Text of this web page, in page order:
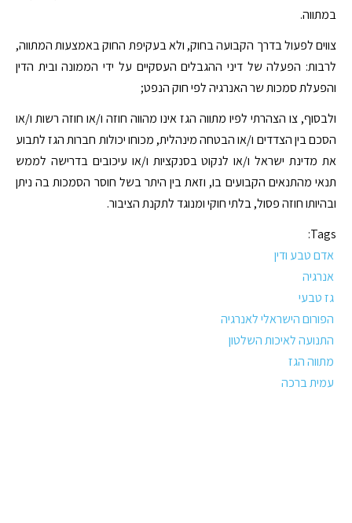
במתווה.
צווים לפעול בדרך הקבועה בחוק, ולא בעקיפת החוק באמצעות המתווה,
לרבות: הפעלה של דיני ההגבלים העסקיים על ידי הממונה ובית הדין
והפעלת סמכות שר האנרגיה לפי חוק הנפט;
ולבסוף, צו הצהרתי לפיו מתווה הגז אינו מהווה חוזה ו/או חוזה רשות ו/או
הסכם בין הצדדים ו/או הבטחה מינהלית, מכוחו יכולות חברות הגז לתבוע
את מדינת ישראל ו/או לנקוט בסנקציות ו/או עיכובים בדרישה לממש
תנאי מהתנאים הקבועים בו, וזאת בין היתר בשל חוסר הסמכות בה ניתן
ובהיותו חוזה פסול, בלתי חוקי ומנוגד לתקנת הציבור.
Tags:
אדם טבע ודין
אנרגיה
גז טבעי
הפורום הישראלי לאנרגיה
התנועה לאיכות השלטון
מתווה הגז
עמית ברכה